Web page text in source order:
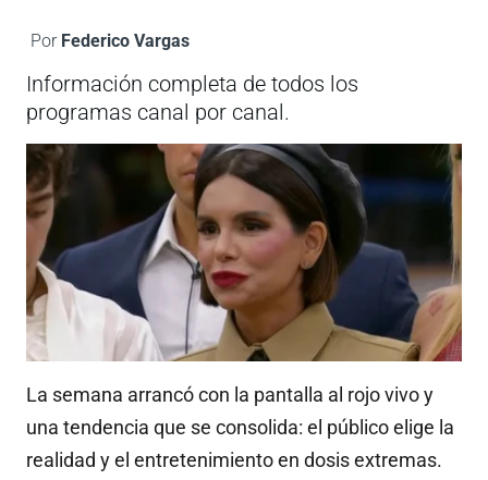
Por Federico Vargas
Información completa de todos los
programas canal por canal.
La semana arrancó con la pantalla al rojo vivo y
una tendencia que se consolida: el público elige la
realidad y el entretenimiento en dosis extremas.